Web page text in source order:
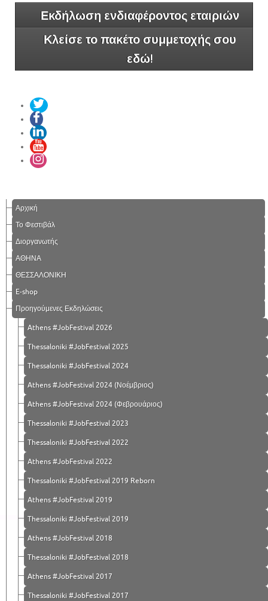
Εκδήλωση ενδιαφέροντος εταιριών
Κλείσε το πακέτο συμμετοχής σου
εδώ!
Αρχική
Το Φεστιβάλ
Διοργανωτής
ΑΘΗΝΑ
ΘΕΣΣΑΛΟΝΙΚΗ
E-shop
Προηγούμενες Εκδηλώσεις
Athens #JobFestival 2026
Thessaloniki #JobFestival 2025
Thessaloniki #JobFestival 2024
Athens #JobFestival 2024 (Νοέμβριος)
Athens #JobFestival 2024 (Φεβρουάριος)
Thessaloniki #JobFestival 2023
Thessaloniki #JobFestival 2022
Athens #JobFestival 2022
Thessaloniki #JobFestival 2019 Reborn
Athens #JobFestival 2019
Thessaloniki #JobFestival 2019
Athens #JobFestival 2018
Thessaloniki #JobFestival 2018
Athens #JobFestival 2017
Τhessaloniki #JobFestival 2017